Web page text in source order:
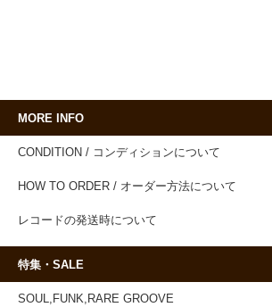
MORE INFO
CONDITION / コンディションについて
HOW TO ORDER / オーダー方法について
レコードの発送時について
特集・SALE
SOUL,FUNK,RARE GROOVE